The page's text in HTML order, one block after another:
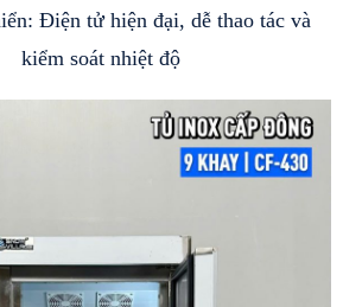
Điện tử hiện đại, dễ thao tác và
kiểm soát nhiệt độ